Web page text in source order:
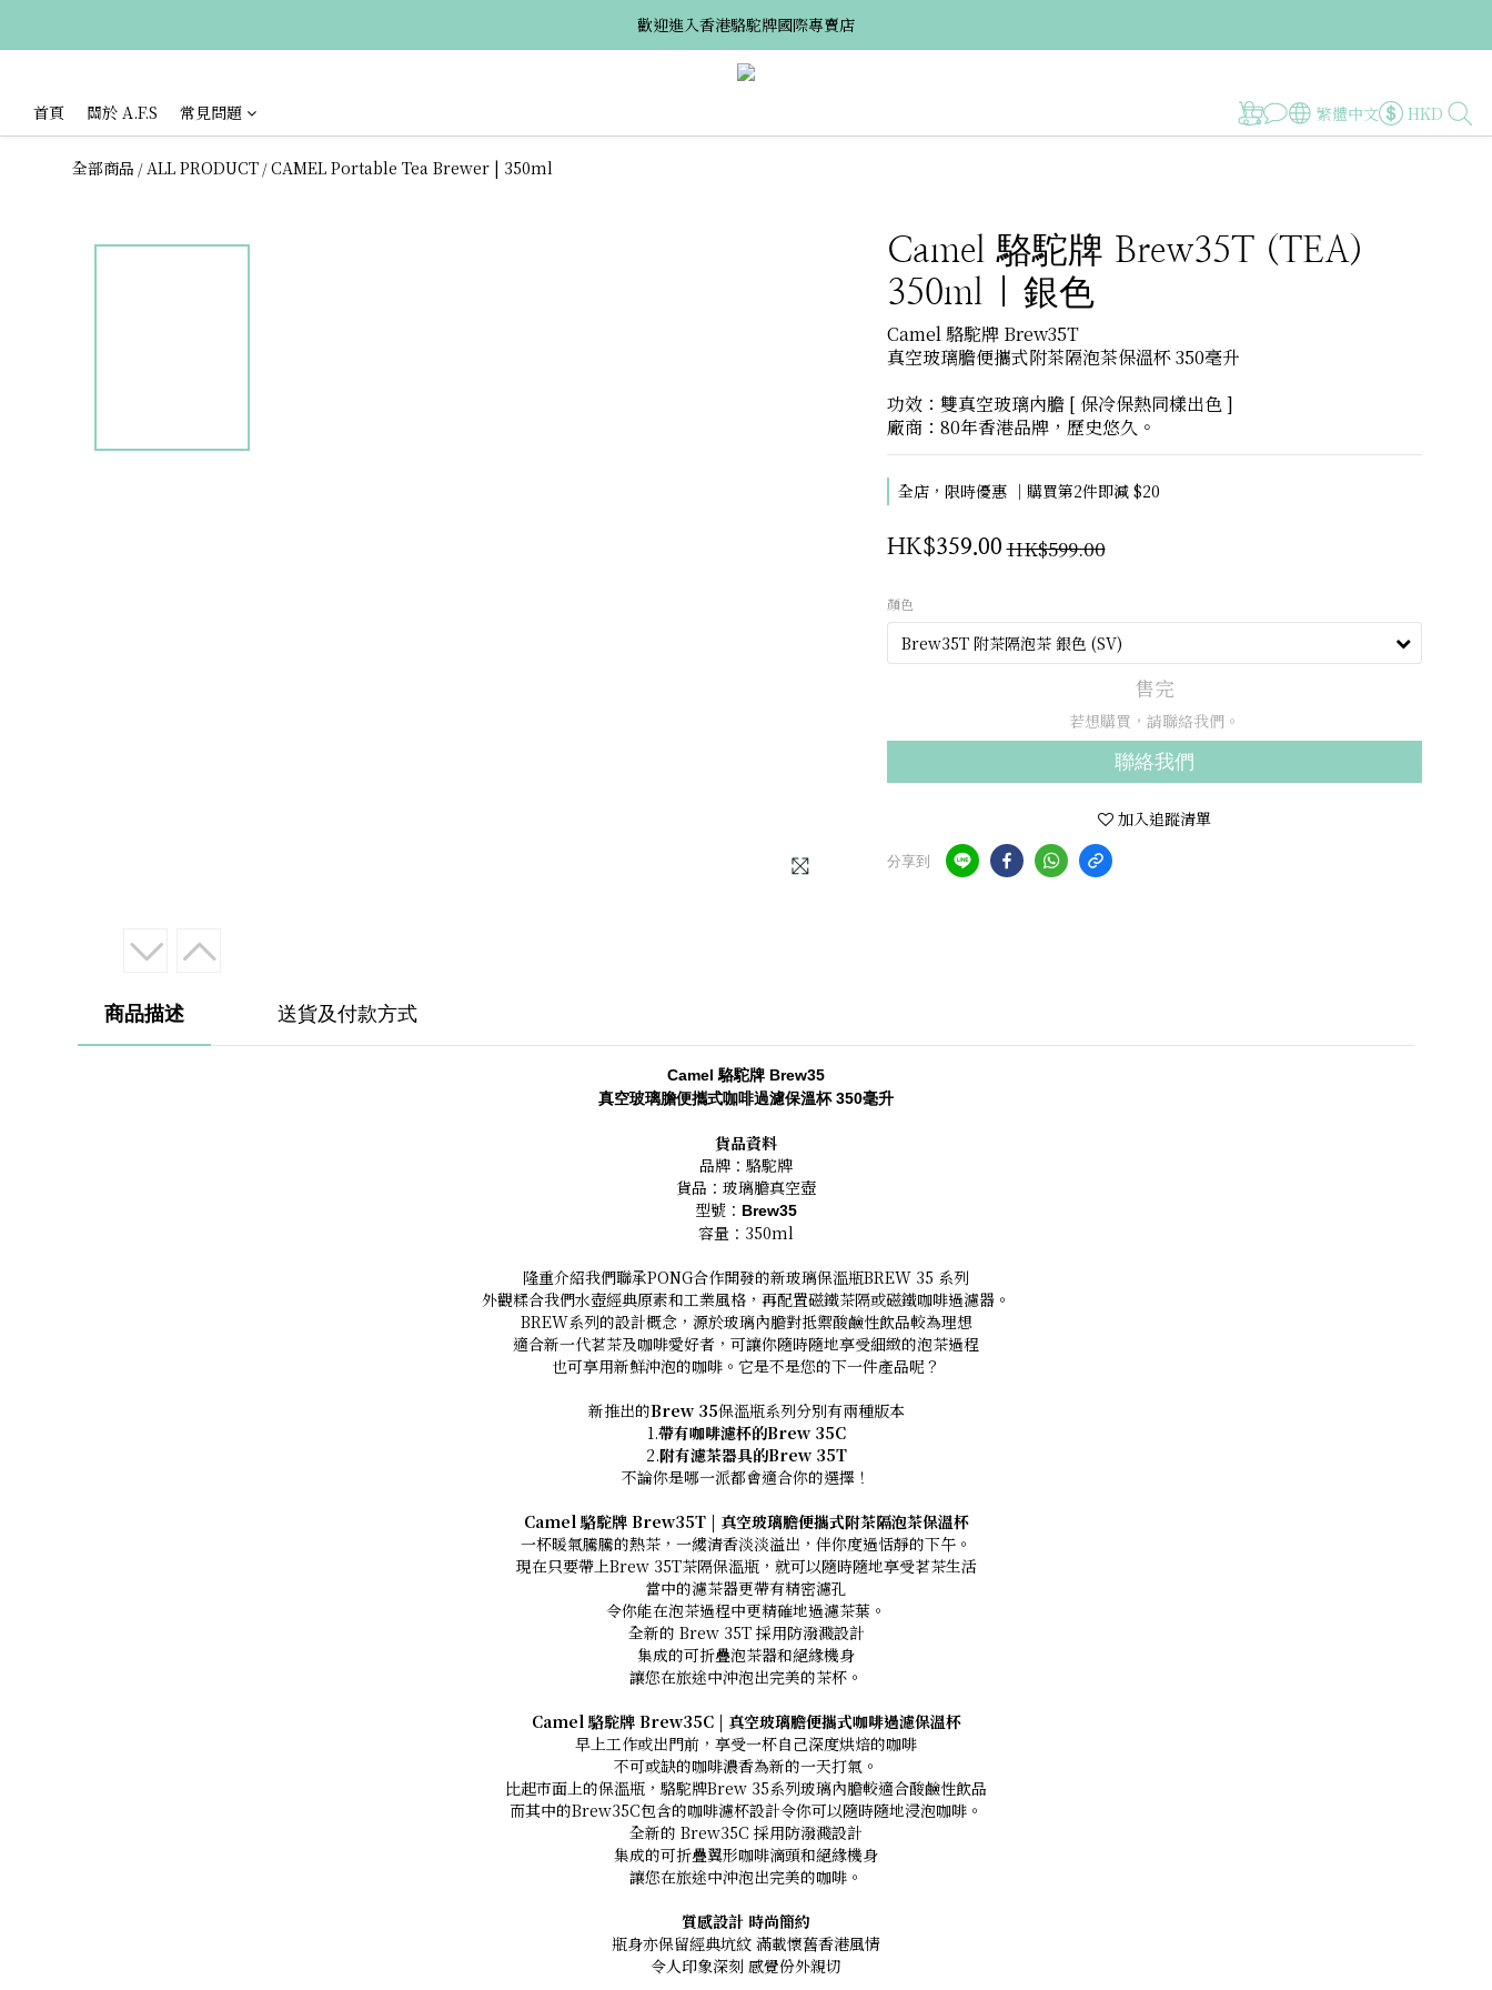
歡迎進入香港駱駝牌國際專賣店
首頁 關於 A.F.S 常見問題 繁體中文 HKD
全部商品 /ALL PRODUCT /CAMEL Portable Tea Brewer | 350ml
Camel 駱駝牌 Brew35T (TEA)
350ml | 銀色
Camel 駱駝牌 Brew35T
真空玻璃膽便攜式附茶隔泡茶保溫杯 350毫升
功效：雙真空玻璃內膽 [ 保冷保熱同樣出色 ]
廠商：80年香港品牌，歷史悠久。
全店，限時優惠 ｜購買第2件即減 $20
HK$359.00HK$599.00
顏色
售完
若想購買，請聯絡我們。
聯絡我們
加入追蹤清單
分享到
商品描述 送貨及付款方式
Camel駱駝牌 Brew35
真空玻璃膽便攜式咖啡過濾保溫杯 350毫升
貨品資料
品牌：駱駝牌
貨品：玻璃膽真空壺
型號： Brew35
容量：350ml
隆重介紹我們聯承PONG合作開發的新玻璃保溫瓶BREW 35 系列
外觀糅合我們水壺經典原素和工業風格，再配置磁鐵茶隔或磁鐵咖啡過濾器。
BREW系列的設計概念，源於玻璃內膽對抵禦酸鹼性飲品較為理想
適合新一代茗茶及咖啡愛好者，可讓你隨時隨地享受細緻的泡茶過程
也可享用新鮮沖泡的咖啡。它是不是您的下一件產品呢？
新推出的Brew 35保溫瓶系列分別有兩種版本
1.帶有咖啡濾杯的Brew 35C
2.附有濾茶器具的Brew 35T
不論你是哪一派都會適合你的選擇！
Camel 駱駝牌 Brew35T | 真空玻璃膽便攜式附茶隔泡茶保溫杯
一杯暖氣騰騰的熱茶，一縷清香淡淡溢出，伴你度過恬靜的下午。
現在只要帶上Brew 35T茶隔保溫瓶，就可以隨時隨地享受茗茶生活
當中的濾茶器更帶有精密濾孔
令你能在泡茶過程中更精確地過濾茶葉。
全新的 Brew 35T 採用防潑濺設計
集成的可折疊泡茶器和絕緣機身
讓您在旅途中沖泡出完美的茶杯。
Camel 駱駝牌 Brew35C | 真空玻璃膽便攜式咖啡過濾保溫杯
早上工作或出門前，享受一杯自己深度烘焙的咖啡
不可或缺的咖啡濃香為新的一天打氣。
比起市面上的保溫瓶，駱駝牌Brew 35系列玻璃內膽較適合酸鹼性飲品
而其中的Brew35C包含的咖啡濾杯設計令你可以隨時隨地浸泡咖啡。
全新的 Brew35C 採用防潑濺設計
集成的可折疊翼形咖啡滴頭和絕緣機身
讓您在旅途中沖泡出完美的咖啡。
質感設計 時尚簡約
瓶身亦保留經典坑紋 滿載懷舊香港風情
令人印象深刻 感覺份外親切